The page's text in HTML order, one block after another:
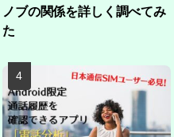
ノブの関係を詳しく調べてみ
た